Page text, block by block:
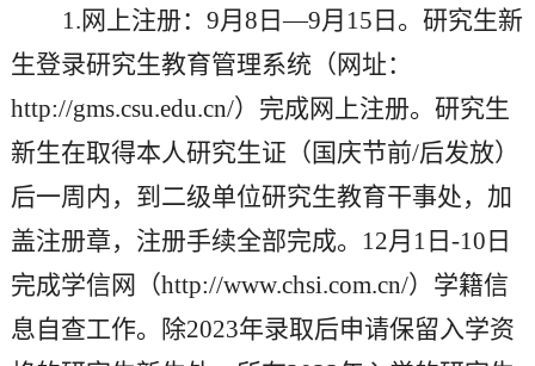
1.网上注册： 9月 8 日—9月15 日。研究生新
生登录研究生教育管理系统（网址：
http://gms.csu.edu.cn/）完成网上注册。研究生
新生在取得本人研究生证（国庆节前/后发放）
后一周内，到二级单位研究生教育干事处，加
盖注册章，注册手续全部完成。12月1日-10日
完成学信网（http://www.chsi.com.cn/）学籍信
息自查工作。除2023年录取后申请保留入学资